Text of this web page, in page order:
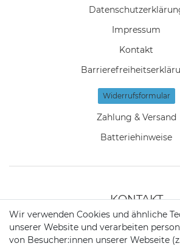
Impressum
Kontakt
Widerrufs­formular
Zahlung & Versand
Batteriehinweise
KONTAKT
Telefon:09721 /
Wir verwenden Cookies und ähnliche
unserer Website und verarbeiten
von Besucher:innen unserer Webseite